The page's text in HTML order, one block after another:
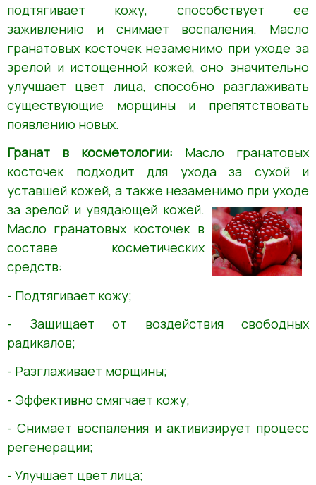
подтягивает кожу, способствует ее
заживлению и снимает воспаления. Масло
гранатовых косточек незаменимо при уходе за
зрелой и истощенной кожей, оно значительно
улучшает цвет лица, способно разглаживать
существующие морщины и препятствовать
появлению новых.
Гранат в косметологии: Масло гранатовых
косточек подходит для ухода за сухой и
уставшей кожей, а также незаменимо при уходе
за зрелой и увядающей кожей.
Масло гранатовых косточек в
составе косметических
средств:
- Подтягивает кожу;
- Защищает от воздействия свободных
радикалов;
- Разглаживает морщины;
- Эффективно смягчает кожу;
- Снимает воспаления и активизирует процесс
регенерации;
- Улучшает цвет лица;